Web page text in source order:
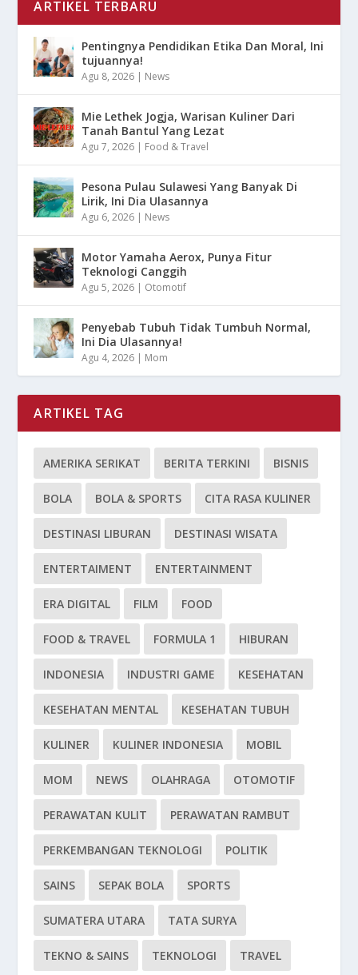
ARTIKEL TERBARU
Pentingnya Pendidikan Etika Dan Moral, Ini
tujuannya!
Agu 8, 2026 | News
Mie Lethek Jogja, Warisan Kuliner Dari
Tanah Bantul Yang Lezat
Agu 7, 2026 | Food & Travel
Pesona Pulau Sulawesi Yang Banyak Di
Lirik, Ini Dia Ulasannya
Agu 6, 2026 | News
Motor Yamaha Aerox, Punya Fitur
Teknologi Canggih
Agu 5, 2026 | Otomotif
Penyebab Tubuh Tidak Tumbuh Normal,
Ini Dia Ulasannya!
Agu 4, 2026 | Mom
ARTIKEL TAG
AMERIKA SERIKAT BERITA TERKINI BISNIS
BOLA BOLA & SPORTS CITA RASA KULINER
DESTINASI LIBURAN DESTINASI WISATA
ENTERTAIMENT ENTERTAINMENT
ERA DIGITAL FILM FOOD
FOOD & TRAVEL FORMULA 1 HIBURAN
INDONESIA INDUSTRI GAME KESEHATAN
KESEHATAN MENTAL KESEHATAN TUBUH
KULINER KULINER INDONESIA MOBIL
MOM NEWS OLAHRAGA OTOMOTIF
PERAWATAN KULIT PERAWATAN RAMBUT
PERKEMBANGAN TEKNOLOGI POLITIK
SAINS SEPAK BOLA SPORTS
SUMATERA UTARA TATA SURYA
TEKNO & SAINS TEKNOLOGI TRAVEL